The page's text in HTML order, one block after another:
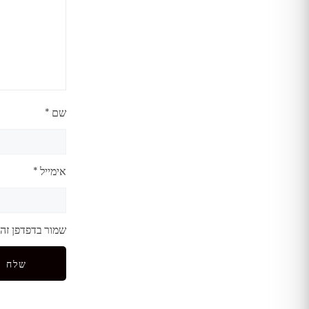
שם *
אימייל *
שמור בדפדפן